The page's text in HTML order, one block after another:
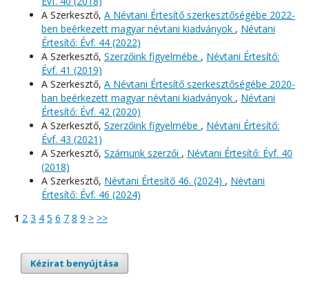
A Szerkesztő, A Névtani Értesítő szerkesztőségébe 2022-
ben beérkezett magyar névtani kiadványok , Névtani
Értesítő: Évf. 44 (2022)
A Szerkesztő, Szerzőink figyelmébe , Névtani Értesítő:
Évf. 41 (2019)
A Szerkesztő, A Névtani Értesítő szerkesztőségébe 2020-
ban beérkezett magyar névtani kiadványok , Névtani
Értesítő: Évf. 42 (2020)
A Szerkesztő, Szerzőink figyelmébe , Névtani Értesítő:
Évf. 43 (2021)
A Szerkesztő, Számunk szerzői , Névtani Értesítő: Évf. 40
(2018)
A Szerkesztő, Névtani Értesítő 46. (2024) , Névtani
Értesítő: Évf. 46 (2024)
1 2 3 4 5 6 7 8 9 > >>
Kézirat benyújtása